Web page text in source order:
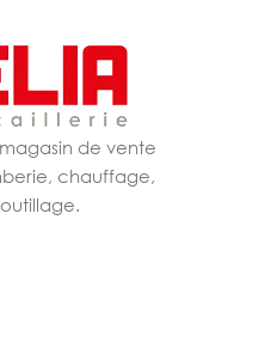
de vente
chauffage,